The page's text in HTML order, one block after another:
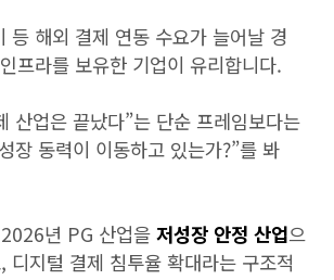
등 해외 결제 연동 수요가 늘어날 경
프라를 보유한 기업이 유리합니다.
산업은 끝났다”는 단순 프레임보다는
장 동력이 이동하고 있는가?”를 봐
년 PG 산업을 저성장 안정 산업으
디지털 결제 침투율 확대라는 구조적